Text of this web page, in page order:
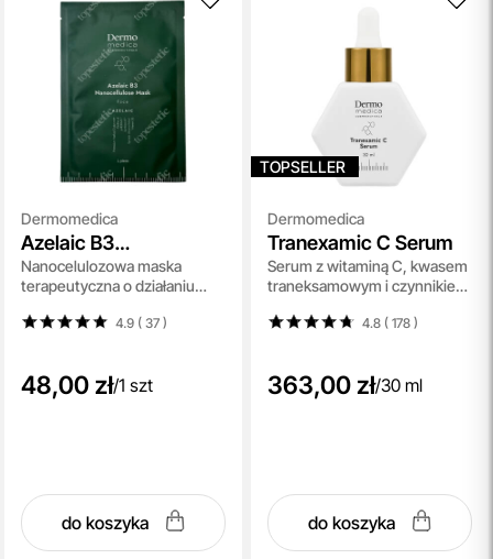
Dermomedica
Azelaic B3
Nanocellulose Mask
Nanocelulozowa maska
terapeutyczna o działaniu
przeciwzaskórnikowym,
4.9 ( 37)
48,00 zł/1 szt
do koszyka
TOPSELLER
Dermomedica
Tranexamic C Serum
Serum z witaminą C, kwasem
traneksamowym i czynnikiem
4.8 ( 178)
363,00 zł/30 ml
do koszyka